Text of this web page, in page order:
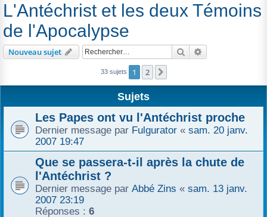
c
r
c
e
L'Antéchrist et les deux Témoins
de l'Apocalypse
Nouveau sujet Rechercher
33 sujets 1 2
Sujets
Les Papes ont vu l'Antéchrist proche
Dernier message par Fulgurator « sam. 20 janv.
2007 19:47
Que se passera-t-il après la chute de
l'Antéchrist ?
Dernier message par Abbé Zins « sam. 13 janv.
2007 23:19
Réponses : 6